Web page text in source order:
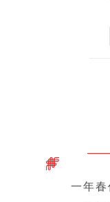
一年